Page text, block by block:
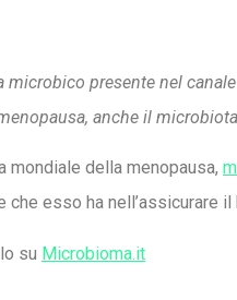
microbico presente nel
anche il
mondiale della menopausa,
che esso ha nell’assicurare
su Microbioma.it